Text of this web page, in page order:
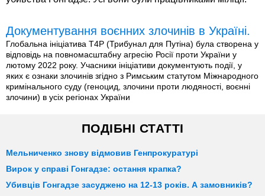
Документування воєнних злочинів в Україні.
Глобальна ініціатива T4P (Трибунал для Путіна) була створена у
відповідь на повномасштабну агресію Росії проти України у
лютому 2022 року. Учасники ініціативи документують події, у
яких є ознаки злочинів згідно з Римським статутом Міжнародного
кримінального суду (геноцид, злочини проти людяності, воєнні
злочини) в усіх регіонах України
ПОДІБНІ СТАТТІ
Мельниченко знову відмовив Генпрокуратурі
Вирок у справі Гонгадзе: остання крапка?
Убивців Гонгадзе засуджено на 12-13 років. А замовників?